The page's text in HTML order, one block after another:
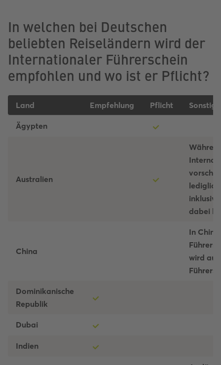
In welchen bei Deutschen
beliebten Reiseländern wird der
Internationaler Führerschein
empfohlen und wo ist er Pflicht?
Land Empfehlung Pflicht
Ägypten
Australien
dabei
China
In
wird
Dominikanische
Republik
Dubai
Indien